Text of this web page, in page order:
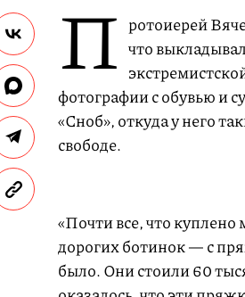
П ротоиерей
что
фотографии с обувью и
«Сноб», откуда у него
свободе.
«Почти все, что
дорогих ботинок — с
было. Они стоили 60